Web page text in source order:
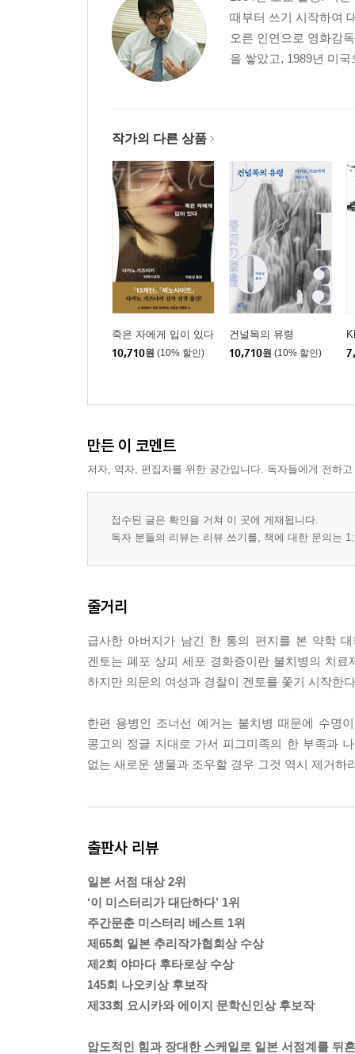
때부터 쓰기 시작하여
오른 인연으로 영화감
을 쌓았고, 1989년 미
작가의 다른 상품
죽은 자에게 입이 있다
10,710원 (10% 할인)
건널목의 유령
10,710원 (10% 할인)
만든 이 코멘트
저자, 역자, 편집자를 위한 공간입니다. 독자들에게 전하
접수된 글은 확인을 거쳐 이 곳에 게재됩니다.
독자 분들의 리뷰는 리뷰 쓰기를, 책에 대한 문의는
줄거리
급사한 아버지가 남긴 한 통의 편지를 본 약학
겐토는 폐포 상피 세포 경화증이란 불치병의 치
하지만 의문의 여성과 경찰이 겐토를 쫓기 시작한
한편 용병인 조너선 예거는 불치병 때문에 수명
콩고의 정글 지대로 가서 피그미족의 한 부족과
없는 새로운 생물과 조우할 경우 그것 역시 제거
출판사 리뷰
일본 서점 대상 2위
‘이 미스터리가 대단하다’ 1위
주간문춘 미스터리 베스트 1위
제65회 일본 추리작가협회상 수상
제2회 야마다 후타로상 수상
145회 나오키상 후보작
제33회 요시카와 에이지 문학신인상 후보작
압도적인 힘과 장대한 스케일로 일본 서점계를 뒤